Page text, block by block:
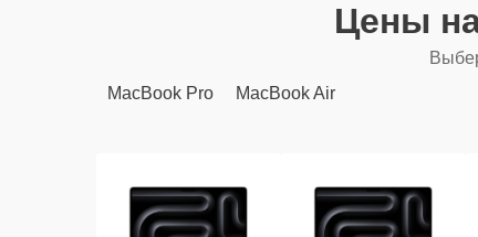
Цены
MacBook Pro
MacBook Air